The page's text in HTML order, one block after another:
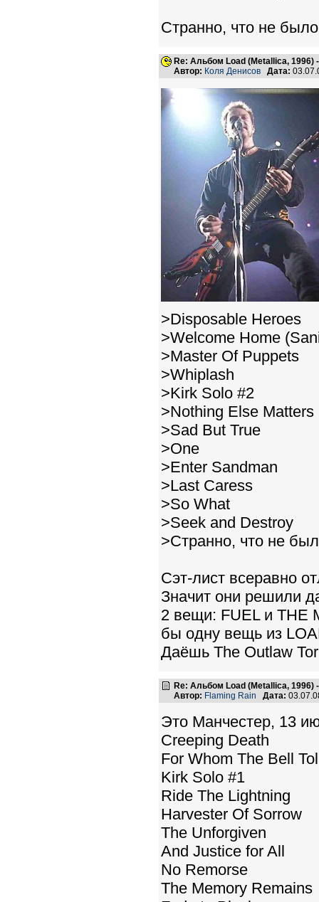
Странно, что не
Re: Альбом Load (Metallica, 1996)
Автор: Коля Денисов Дата:
>Disposable Heroes
>Welcome Home
>Master Of Puppets
>Whiplash
>Kirk Solo #2
>Nothing Else Matters
>Sad But True
>One
>Enter Sandman
>Last Caress
>So What
>Seek and Destroy
>Странно, что не
Cэт-лист всеравно
Значит они решили
2 вещи: FUEL и THE
бы одну вещь из
Даёшь The Outlaw
Re: Альбом Load (Metallica, 1996)
Автор: Flaming Rain Дата:
Это Манчестер, 13
Creeping Death
For Whom The Bell
Kirk Solo #1
Ride The Lightning
Harvester Of Sorrow
The Unforgiven
And Justice for All
No Remorse
The Memory Remains